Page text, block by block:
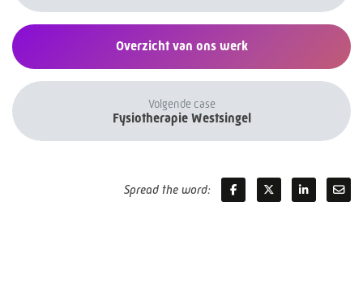
Overzicht van ons werk
Volgende case
Fysiotherapie Westsingel
Spread the word: